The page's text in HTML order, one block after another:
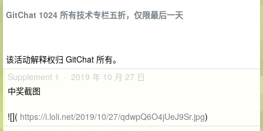
GitChat 1024 所有技术专栏五折，仅限最后一天
该活动解释权归 GitChat 所有。
Supplement 1 · 2019 年 10 月 27 日
中奖截图
![]( https://i.loli.net/2019/10/27/qdwpQ6O4jUeJ9Sr.jpg)